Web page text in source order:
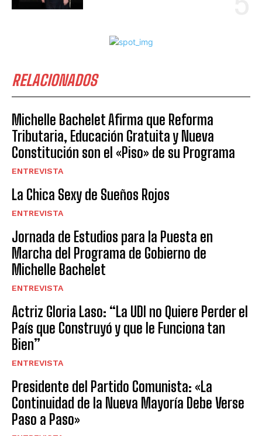
RELACIONADOS
Michelle Bachelet Afirma que Reforma
Tributaria, Educación Gratuita y Nueva
Constitución son el «Piso» de su Programa
ENTREVISTA
La Chica Sexy de Sueños Rojos
ENTREVISTA
Jornada de Estudios para la Puesta en
Marcha del Programa de Gobierno de
Michelle Bachelet
ENTREVISTA
Actriz Gloria Laso: “La UDI no Quiere Perder el
País que Construyó y que le Funciona tan
Bien”
ENTREVISTA
Presidente del Partido Comunista: «La
Continuidad de la Nueva Mayoría Debe Verse
Paso a Paso»